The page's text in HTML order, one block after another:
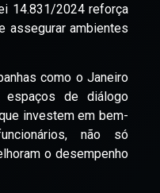
14.831/2024 reforça
assegurar ambientes
como o Janeiro
espaços de diálogo
investem em bem-
não só
o desempenho